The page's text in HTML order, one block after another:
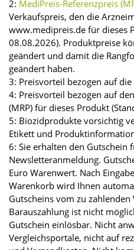
2: MediPreis-Referenzpreis
Verkaufspreis, den die
www.medipreis.de für dieses
08.08.2026). Produktpreise
geändert und damit die
geändert haben.
3: Preisvorteil bezogen auf die
4: Preisvorteil bezogen auf
(MRP) für dieses Produkt
5: Biozidprodukte vorsichtig
Etikett und
6: Sie erhalten den Gutschein
Newsletteranmeldung.
Euro Warenwert. Nach
Warenkorb wird Ihnen
Gutscheins vom zu
Barauszahlung ist nicht
Gutschein einlösbar. Nicht
Vergleichsportale, nicht auf